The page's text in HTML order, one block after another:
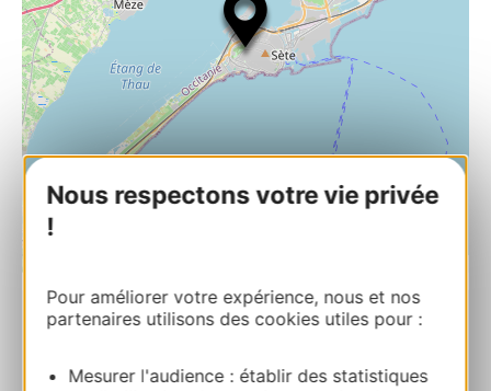
Nous respectons votre vie privée
!
Pour améliorer votre expérience, nous et nos
partenaires utilisons des cookies utiles pour :
Mesurer l'audience : établir des statistiques
RESERVA